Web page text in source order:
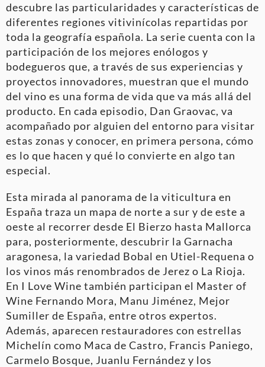
descubre las particularidades y características de
diferentes regiones vitivinícolas repartidas por
toda la geografía española. La serie cuenta con la
participación de los mejores enólogos y
bodegueros que, a través de sus experiencias y
proyectos innovadores, muestran que el mundo
del vino es una forma de vida que va más allá del
producto. En cada episodio, Dan Graovac, va
acompañado por alguien del entorno para visitar
estas zonas y conocer, en primera persona, cómo
es lo que hacen y qué lo convierte en algo tan
especial.
Esta mirada al panorama de la viticultura en
España traza un mapa de norte a sur y de este a
oeste al recorrer desde El Bierzo hasta Mallorca
para, posteriormente, descubrir la Garnacha
aragonesa, la variedad Bobal en Utiel-Requena o
los vinos más renombrados de Jerez o La Rioja.
En I Love Wine también participan el Master of
Wine Fernando Mora, Manu Jiménez, Mejor
Sumiller de España, entre otros expertos.
Además, aparecen restauradores con estrellas
Michelín como Maca de Castro, Francis Paniego,
Carmelo Bosque, Juanlu Fernández y los